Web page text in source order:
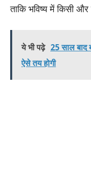
ताकि भविष्य में किसी
ये भी पढ़े 25 साल बाद
ऐसे तय होगी